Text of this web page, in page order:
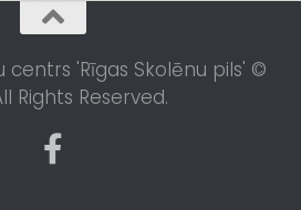
centrs 'Rīgas Skolēnu pils' ©
Rights Reserved.